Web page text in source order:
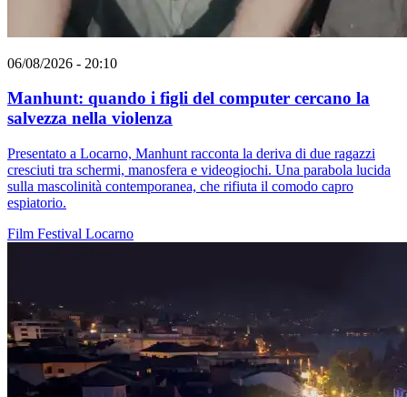
06/08/2026 - 20:10
Manhunt: quando i figli del computer cercano la
salvezza nella violenza
Presentato a Locarno, Manhunt racconta la deriva di due ragazzi
cresciuti tra schermi, manosfera e videogiochi. Una parabola lucida
sulla mascolinità contemporanea, che rifiuta il comodo capro
espiatorio.
Film Festival Locarno